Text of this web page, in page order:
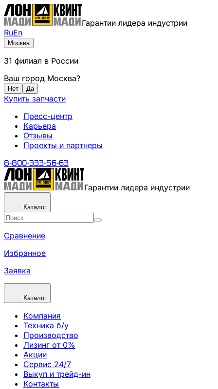
Гарантии лидера индустрии
RuEn
Москва
31 филиал в России
Ваш город Москва?
Нет Да
Купить запчасти
Пресс-центр
Карьера
Отзывы
Проекты и партнеры
8-800-333-56-63
Гарантии лидера индустрии
Каталог
Сравнение
Избранное
Заявка
Каталог
Компания
Техника б/у
Производство
Лизинг от 0%
Акции
Сервис 24/7
Выкуп и трейд-ин
Контакты